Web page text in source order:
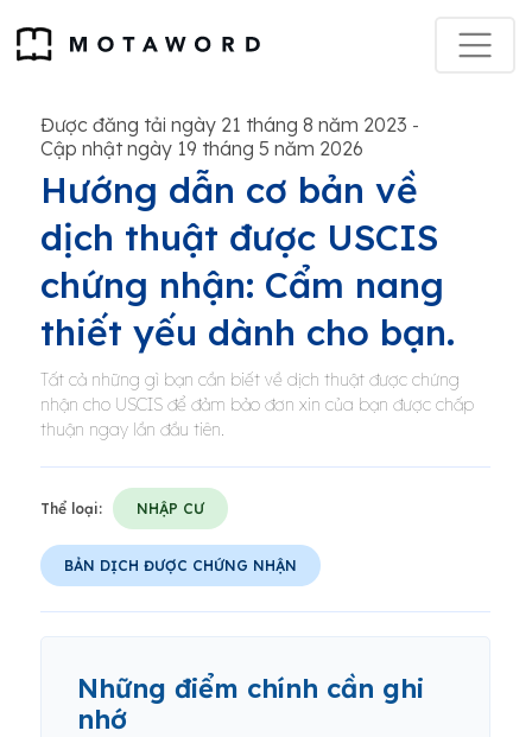
Được đăng tải ngày 21 tháng 8 năm 2023 -
Cập nhật ngày 19 tháng 5 năm 2026
Hướng dẫn cơ bản về
dịch thuật được USCIS
chứng nhận: Cẩm nang
thiết yếu dành cho bạn.
Tất cả những gì bạn cần biết về dịch thuật được chứng
nhận cho USCIS để đảm bảo đơn xin của bạn được chấp
thuận ngay lần đầu tiên.
Thể loại: NHẬP CƯ
BẢN DỊCH ĐƯỢC CHỨNG NHẬN
Những điểm chính cần ghi
nhớ